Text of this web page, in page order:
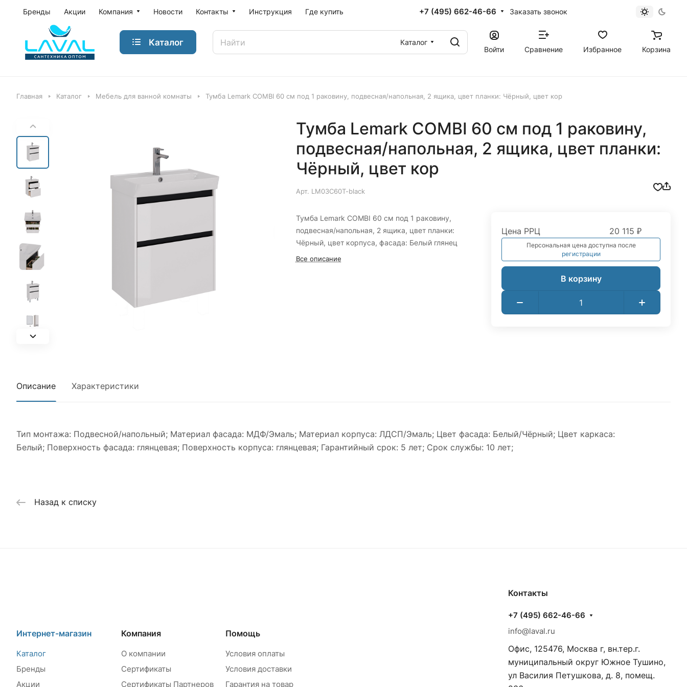
Бренды Акции Компания Новости Контакты Инструкция Где купить +7 (495) 662-46-66 Заказать звонок
Каталог
Каталог
Войти
Сравнение Избранное Корзина
Главная Каталог Мебель для ванной комнаты Тумба Lemark COMBI 60 см под 1 раковину, подвесная/напольная, 2 ящика, цвет планки: Чёрный, цвет кор
Тумба Lemark COMBI 60 см под 1 раковину,
подвесная/напольная, 2 ящика, цвет планки:
Чёрный, цвет кор
Арт. LM03C60T-black
Тумба Lemark COMBI 60 см под 1 раковину,
подвесная/напольная, 2 ящика, цвет планки:
Чёрный, цвет корпуса, фасада: Белый глянец
Все описание
Цена РРЦ 20 115 ₽
Персональная цена доступна после
регистрации
В корзину
Описание Характеристики
Тип монтажа: Подвесной/напольный; Материал фасада: МДФ/Эмаль; Материал корпуса: ЛДСП/Эмаль; Цвет фасада: Белый/Чёрный; Цвет каркаса:
Белый; Поверхность фасада: глянцевая; Поверхность корпуса: глянцевая; Гарантийный срок: 5 лет; Срок службы: 10 лет;
Назад к списку
Интернет-магазин
Каталог
Бренды
Акции
Компания
О компании
Сертификаты
Сертификаты Партнеров
Помощь
Условия оплаты
Условия доставки
Гарантия на товар
Контакты
+7 (495) 662-46-66
info@laval.ru
Офис, 125476, Москва г, вн.тер.г.
муниципальный округ Южное Тушино,
ул Василия Петушкова, д. 8, помещ.